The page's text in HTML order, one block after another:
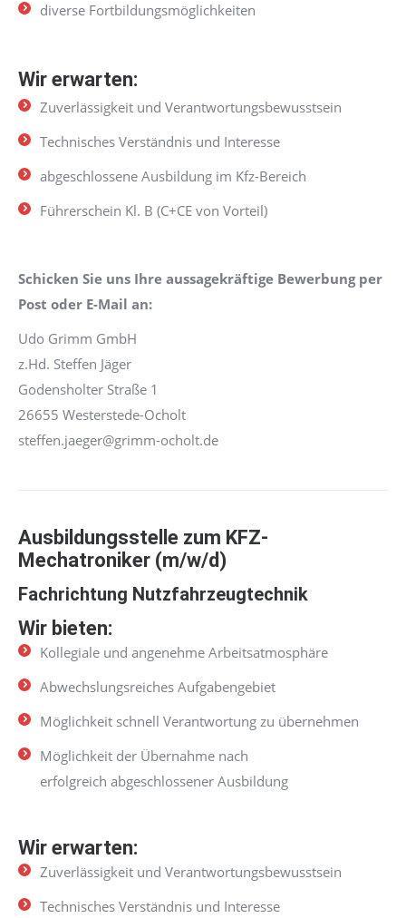
diverse Fortbildungsmöglichkeiten
Wir erwarten:
Zuverlässigkeit und Verantwortungsbewusstsein
Technisches Verständnis und Interesse
abgeschlossene Ausbildung im Kfz-Bereich
Führerschein Kl. B (C+CE von Vorteil)
Schicken Sie uns Ihre aussagekräftige Bewerbung per
Post oder E-Mail an:
Udo Grimm GmbH
z.Hd. Steffen Jäger
Godensholter Straße 1
26655 Westerstede-Ocholt
steffen.jaeger@grimm-ocholt.de
Ausbildungsstelle zum KFZ-
Mechatroniker (m/w/d)
Fachrichtung Nutzfahrzeugtechnik
Wir bieten:
Kollegiale und angenehme Arbeitsatmosphäre
Abwechslungsreiches Aufgabengebiet
Möglichkeit schnell Verantwortung zu übernehmen
Möglichkeit der Übernahme nach
erfolgreich abgeschlossener Ausbildung
Wir erwarten:
Zuverlässigkeit und Verantwortungsbewusstsein
Technisches Verständnis und Interesse